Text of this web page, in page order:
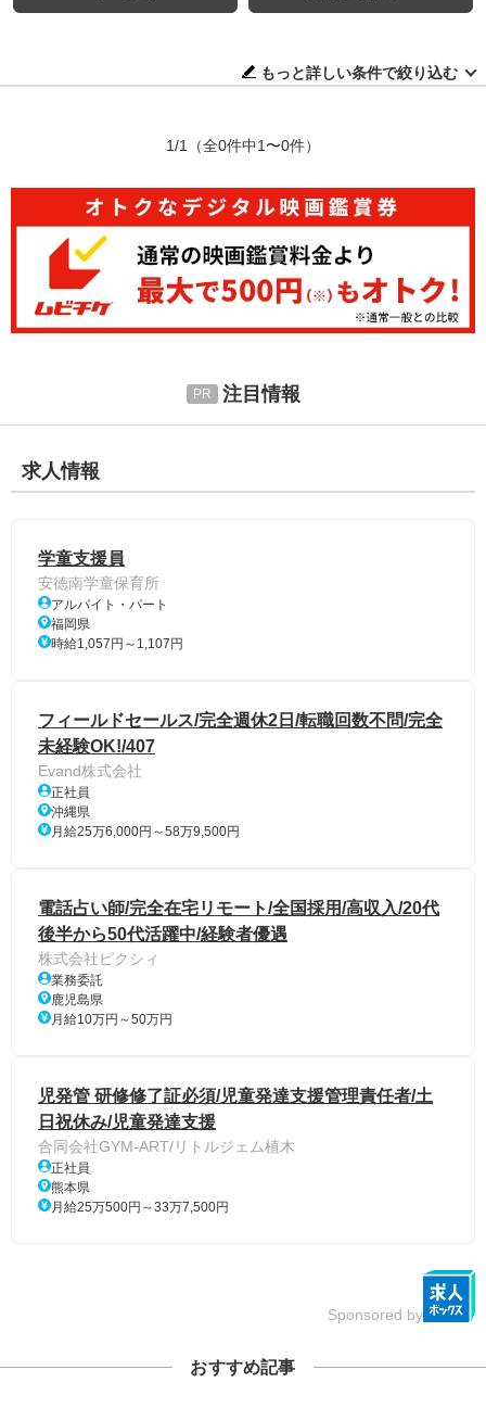
もっと詳しい条件で絞り込む
1/1 （全0件中1〜0件）
注目情報
求人情報
学童支援員
安徳南学童保育所
アルバイト・パート
福岡県
時給1,057円～1,107円
フィールドセールス/完全週休2日/転職回数不問/完全
未経験OK!/407
Evand株式会社
正社員
沖縄県
月給25万6,000円～58万9,500円
電話占い師/完全在宅リモート/全国採用/高収入/20代
後半から50代活躍中/経験者優遇
株式会社ピクシィ
業務委託
鹿児島県
月給10万円～50万円
児発管 研修修了証必須/児童発達支援管理責任者/土
日祝休み/児童発達支援
合同会社GYM-ART/リトルジェム植木
正社員
熊本県
月給25万500円～33万7,500円
Sponsored by
おすすめ記事